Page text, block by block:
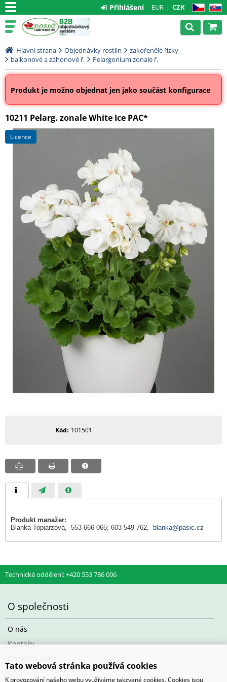
CZ SK
EUR CZK
Přihlášení
Hlavní strana Objednávky rostlin
zakořenělé řízky
balkonové a záhonové ř.
Pelargonium zonale ř.
Produkt je možno objednat jen jako součást konfigurace
10211 Pelarg. zonale White Ice PAC*
licence
Kód 101501
Produkt manažer:
Blanka Topiarzová, 553 666 065; 603 549 762,
blanka@pasic.cz
Technické oddělení: +420 553 786 006
O společnosti
O nás
Kontaky
Tato webová stránka používá cookies
K provozování našeho webu využíváme takzvané cookies. Cookies jsou